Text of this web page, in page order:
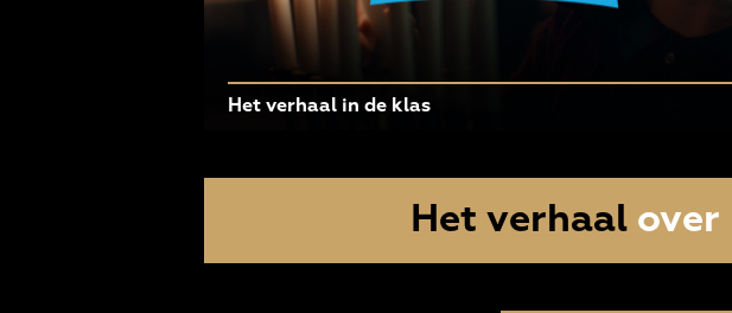
Het verhaal in de klas
Het verhaalover